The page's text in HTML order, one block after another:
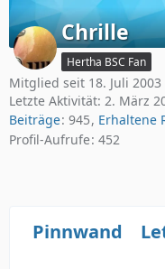
Chrille
Hertha BSC Fan
Mitglied seit 18. Juli 2003
Letzte Aktivität: 2. März
Beiträge 945 Erhaltene
Profil-Aufrufe 452
Pinnwand